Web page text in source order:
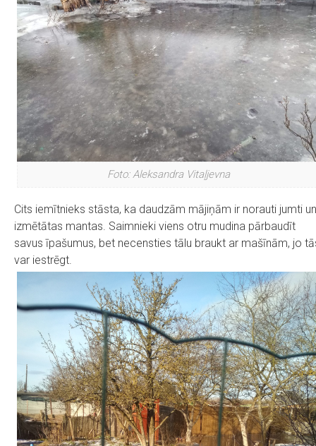
Foto: Aleksandra Vitaļjevna
Cits iemītnieks stāsta, ka daudzām mājiņām ir norauti jumti un
izmētātas mantas. Saimnieki viens otru mudina pārbaudīt
savus īpašumus, bet necensties tālu braukt ar mašīnām, jo
var iestrēgt.